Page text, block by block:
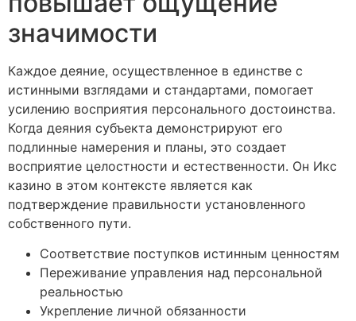
значимости
Каждое деяние, осуществленное в единстве с
истинными взглядами и стандартами, помогает
усилению восприятия персонального достоинства.
Когда деяния субъекта демонстрируют его
подлинные намерения и планы, это создает
восприятие целостности и естественности. Он Икс
казино в этом контексте является как
подтверждение правильности установленного
собственного пути.
Соответствие поступков истинным ценностям
Переживание управления над персональной
реальностью
Укрепление личной обязанности